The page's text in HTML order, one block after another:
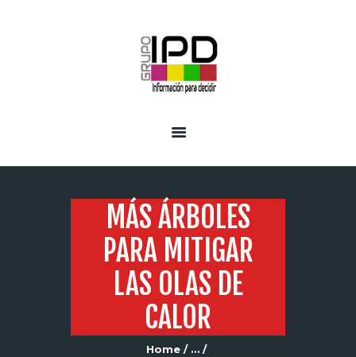
MÁS ÁRBOLES
PARA MITIGAR
LAS OLAS DE
CALOR
Home
...